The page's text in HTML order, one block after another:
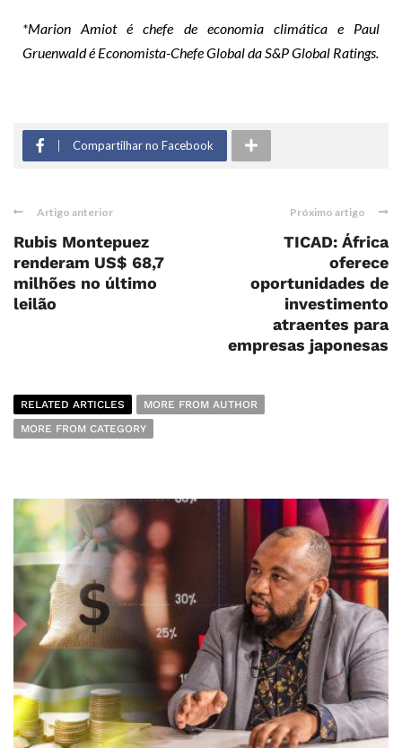
*Marion Amiot é chefe de economia climática e Paul
Gruenwald é Economista-Chefe Global da S&P Global Ratings.
Compartilhar no Facebook
Artigo anterior
Rubis Montepuez
renderam US$ 68,7
milhões no último
leilão
Próximo artigo
TICAD: África
oferece
oportunidades de
investimento
atraentes para
empresas japonesas
RELATED ARTICLES
MORE FROM AUTHOR
MORE FROM CATEGORY